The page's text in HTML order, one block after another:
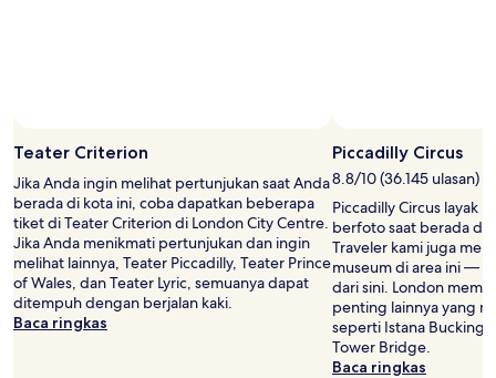
Terbuka
oleh
Adlin
Teater Criterion
Jika Anda ingin melihat pertunjukan saat Anda
berada di kota ini, coba dapatkan beberapa
tiket di Teater Criterion di London City Centre.
Jika Anda menikmati pertunjukan dan ingin
melihat lainnya, Teater Piccadilly, Teater Prince
of Wales, dan Teater Lyric, semuanya dapat
ditempuh dengan berjalan kaki.
Baca ringkas
Piccadilly Circus
8.8/10 (36.145 ulasan)
Piccadilly Circus layak
berfoto saat berada di
Traveler kami juga
museum di area ini —
dari sini. London
penting lainnya yang
seperti Istana
Tower Bridge.
Baca ringkas